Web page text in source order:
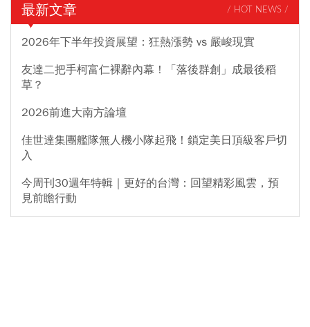
最新文章 / HOT NEWS /
2026年下半年投資展望：狂熱漲勢 vs 嚴峻現實
友達二把手柯富仁裸辭內幕！「落後群創」成最後稻
草？
2026前進大南方論壇
佳世達集團艦隊無人機小隊起飛！鎖定美日頂級客戶切
入
今周刊30週年特輯｜更好的台灣：回望精彩風雲，預
見前瞻行動